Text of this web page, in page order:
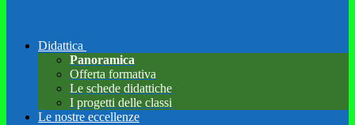
Didattica
Panoramica
Offerta formativa
Le schede didattiche
I progetti delle classi
Le nostre eccellenze